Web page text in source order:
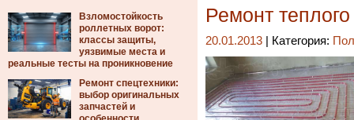
Взломостойкость
роллетных ворот:
классы защиты,
уязвимые места и
реальные тесты на проникновение
Ремонт спецтехники:
выбор оригинальных
запчастей и
Ремонт
20.01.2013 | Категория: